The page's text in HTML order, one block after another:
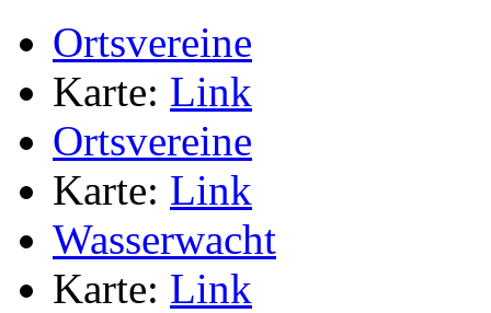
Ortsvereine
Karte: Link
Ortsvereine
Karte: Link
Wasserwacht
Karte: Link